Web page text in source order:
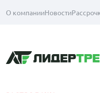
О компанииНовости